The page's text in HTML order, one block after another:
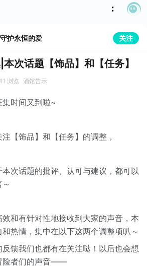
护永恒的爱 关注
次话题【饰品】和【任务】
浏览 酒馆告示
时间又到啦~
【饰品】和【任务】的调整，
次话题的批评、认可与建议，都可以
和有针对性地接收到大家的声音，本
热情，集中在以下这两个调整项叭～
馈我们也都有在关注哒！以后也会想
险者们的声音——